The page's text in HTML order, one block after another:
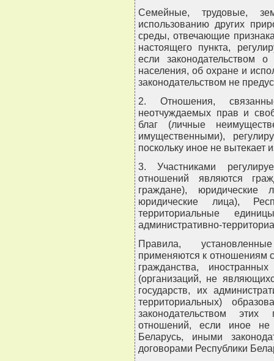
Семейные, трудовые,
использованию других
среды, отвечающие
настоящего пункта,
если законодательством
населения, об охране и
законодательством не
2. Отношения,
неотчуждаемых прав и
благ (личные
имущественными),
поскольку иное не вытекает
3. Участниками
отношений являются
граждане), юридические
юридические лица),
территориальные
административно-
Правила,
применяются к отношениям
гражданства,
(организаций, не
государств, их
территориальных)
законодательством этих
отношений, если иное не
Беларусь, иными
договорами Республики